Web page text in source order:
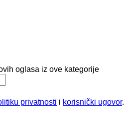
oglasa iz ove kategorije
privatnosti i korisnički ugovor.